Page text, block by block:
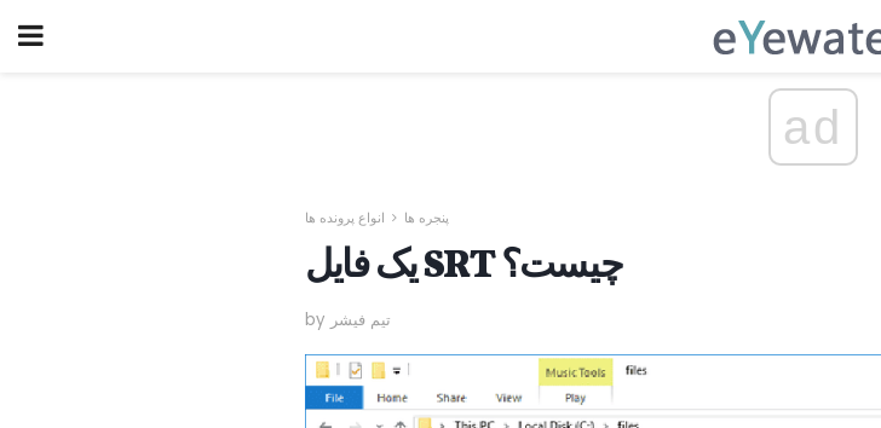
ad
پنجره ها انواع پرونده ها
یک فایل SRT چیست؟
by تیم فیشر